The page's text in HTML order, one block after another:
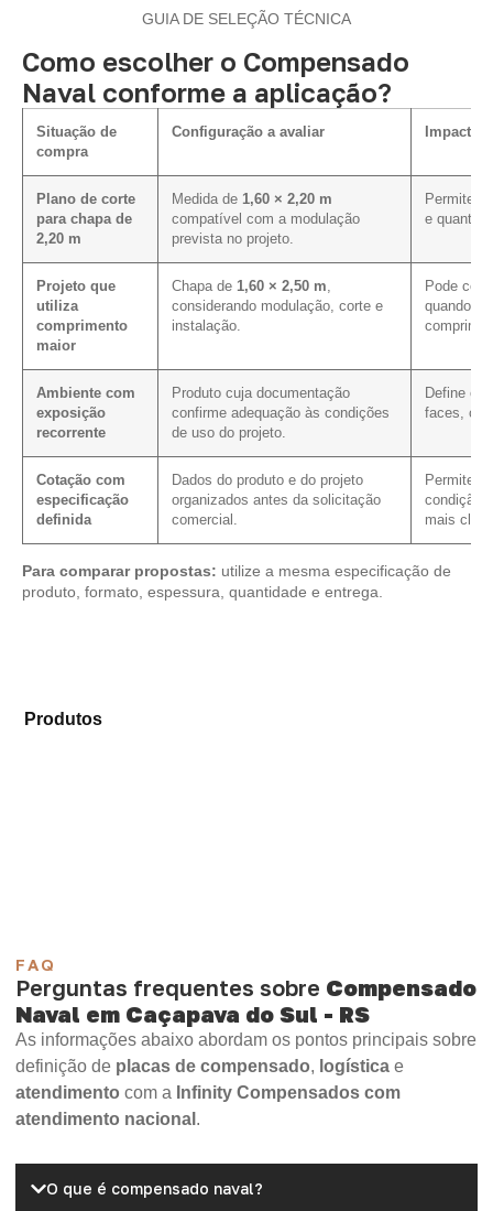
GUIA DE SELEÇÃO TÉCNICA
Como escolher o Compensado
Naval conforme a aplicação?
Situação de
compra
Configuração a avaliar Impacto
Plano de corte
para chapa de
2,20 m
Medida de 1,60 × 2,20 m
compatível com a modulação
prevista no projeto.
Permite
e
Projeto que
utiliza
comprimento
maior
Chapa de 1,60 × 2,50 m
considerando modulação, corte e
instalação.
Pode
quando a
Ambiente com
exposição
recorrente
Produto cuja documentação
confirme adequação às condições
de uso do projeto.
Define os
faces,
Cotação com
especificação
definida
Dados do produto e do projeto
organizados antes da solicitação
comercial.
Permite
condição
mais
Para comparar propostas: utilize a mesma especificação de
produto, formato, espessura, quantidade e entrega.
Produtos
FAQ
Perguntas frequentes sobre Compensado
Naval em Caçapava do Sul - RS
As informações abaixo abordam os pontos principais sobre
definição de placas de compensado, logística e
atendimento com a Infinity Compensados com
atendimento nacional .
O que é compensado naval?